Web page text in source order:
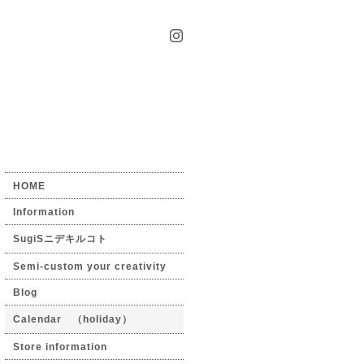
HOME
Information
SugiSニデキルコト
Semi-custom your creativity
Blog
Calendar （holiday）
Store information